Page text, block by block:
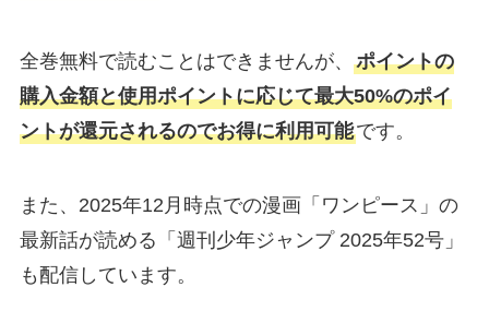
全巻無料で読むことはできませんが、 ポイントの
購入金額と使用ポイントに応じて最大50%のポイ
ントが還元されるのでお得に利用可能です。
また、2025年12月時点での漫画「ワンピース」の
最新話が読める「週刊少年ジャンプ 2025年52号」
も配信しています。